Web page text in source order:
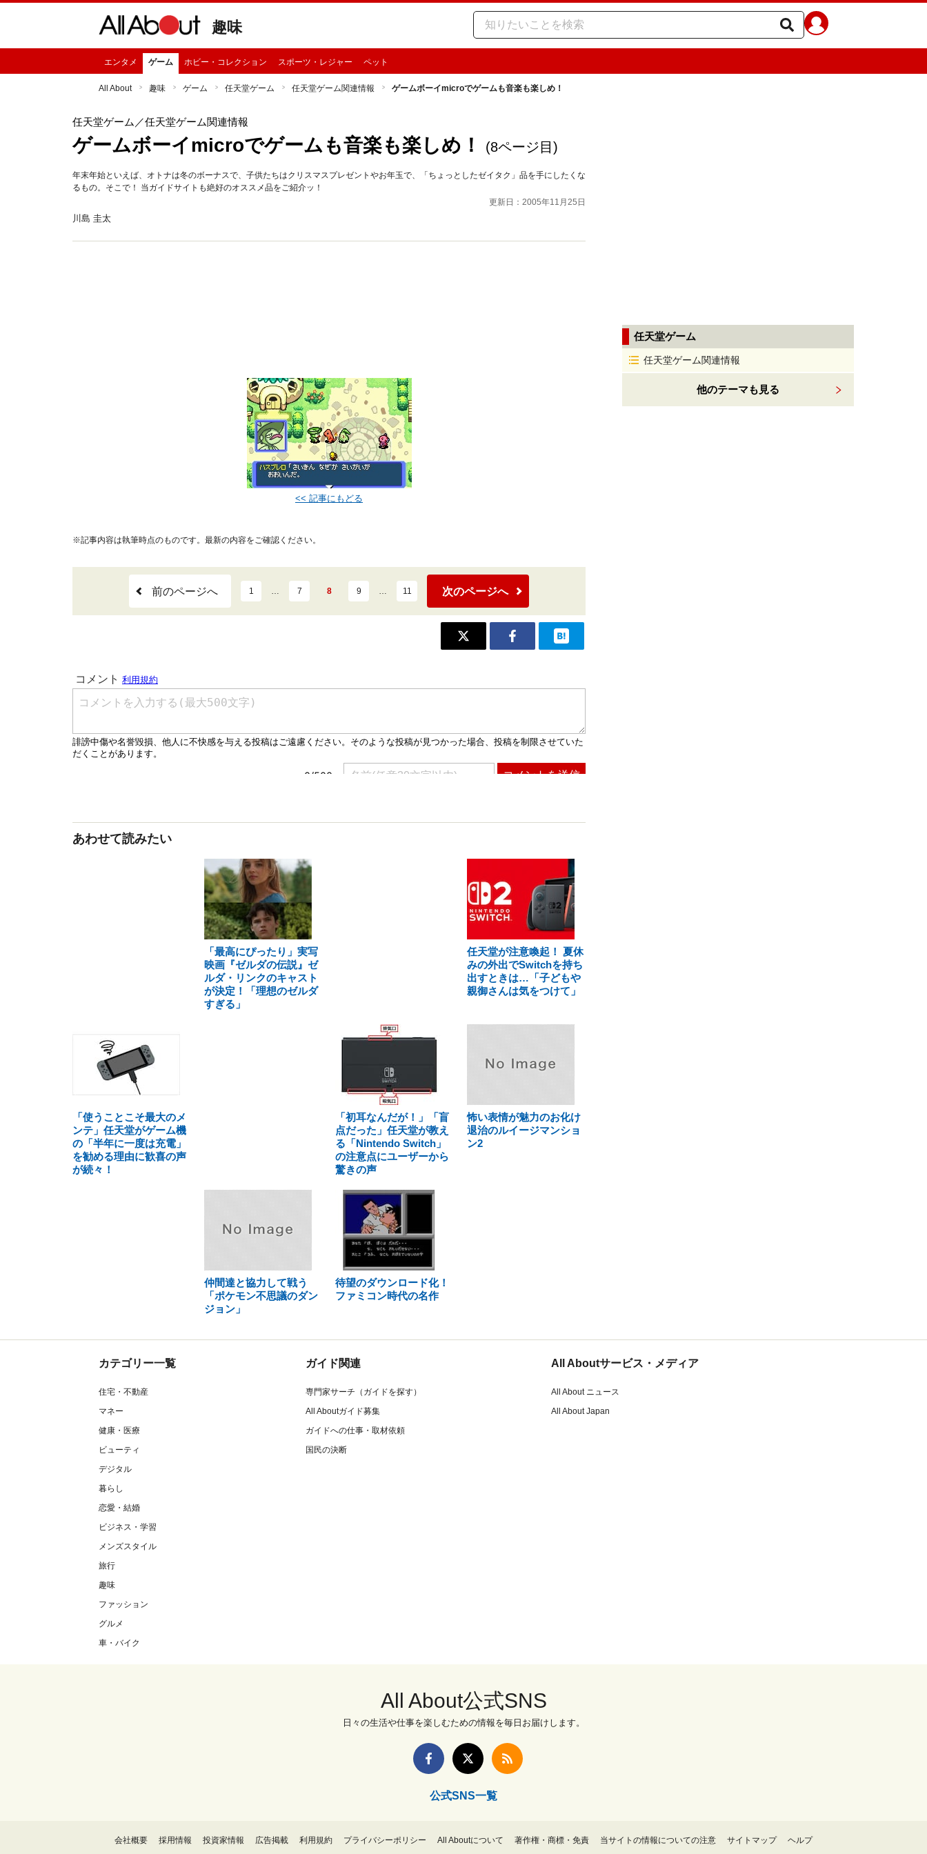
趣味
エンタメ ゲーム ホビー・コレクション スポーツ・レジャー ペット
All About 趣味 ゲーム 任天堂ゲーム 任天堂ゲーム関連情報 ゲームボーイmicroでゲームも音楽も楽しめ！
任天堂ゲーム ／任天堂ゲーム関連情報
ゲームボーイmicroでゲームも音楽も楽しめ！ (8ページ目)
年末年始といえば、オトナは冬のボーナスで、子供たちはクリスマスプレゼントやお年玉で、「ちょっとしたゼイタク」品を手にしたくな
るもの。そこで！ 当ガイドサイトも絶好のオススメ品をご紹介ッ！
更新日：2005年11月25日
川島 圭太
<< 記事にもどる
※記事内容は執筆時点のものです。最新の内容をご確認ください。
前のページへ 1 … 7 8 9 … 11 次のページへ
あわせて読みたい
「最高にぴったり」実写
映画『ゼルダの伝説』ゼ
ルダ・リンクのキャスト
が決定！「理想のゼルダ
すぎる」
任天堂が注意喚起！ 夏休
みの外出でSwitchを持ち
出すときは…「子どもや
親御さんは気をつけて」
「使うことこそ最大のメ
ンテ」任天堂がゲーム機
の「半年に一度は充電」
を勧める理由に歓喜の声
が続々！
「初耳なんだが！」「盲
点だった」任天堂が教え
る「Nintendo Switch」
の注意点にユーザーから
驚きの声
怖い表情が魅力のお化け
退治のルイージマンショ
ン2
仲間達と協力して戦う
「ポケモン不思議のダン
ジョン」
待望のダウンロード化！
ファミコン時代の名作
任天堂ゲーム
任天堂ゲーム関連情報
他のテーマも見る
カテゴリー一覧
住宅・不動産
マネー
健康・医療
ビューティ
デジタル
暮らし
恋愛・結婚
ビジネス・学習
メンズスタイル
旅行
趣味
ファッション
グルメ
車・バイク
ガイド関連
専門家サーチ（ガイドを探す）
All Aboutガイド募集
ガイドへの仕事・取材依頼
国民の決断
All Aboutサービス・メディア
All About ニュース
All About Japan
All About公式SNS
日々の生活や仕事を楽しむための情報を毎日お届けします。
公式SNS一覧
会社概要 採用情報 投資家情報 広告掲載 利用規約 プライバシーポリシー All Aboutについて 著作権・商標・免責 当サイトの情報についての注意 サイトマップ ヘルプ